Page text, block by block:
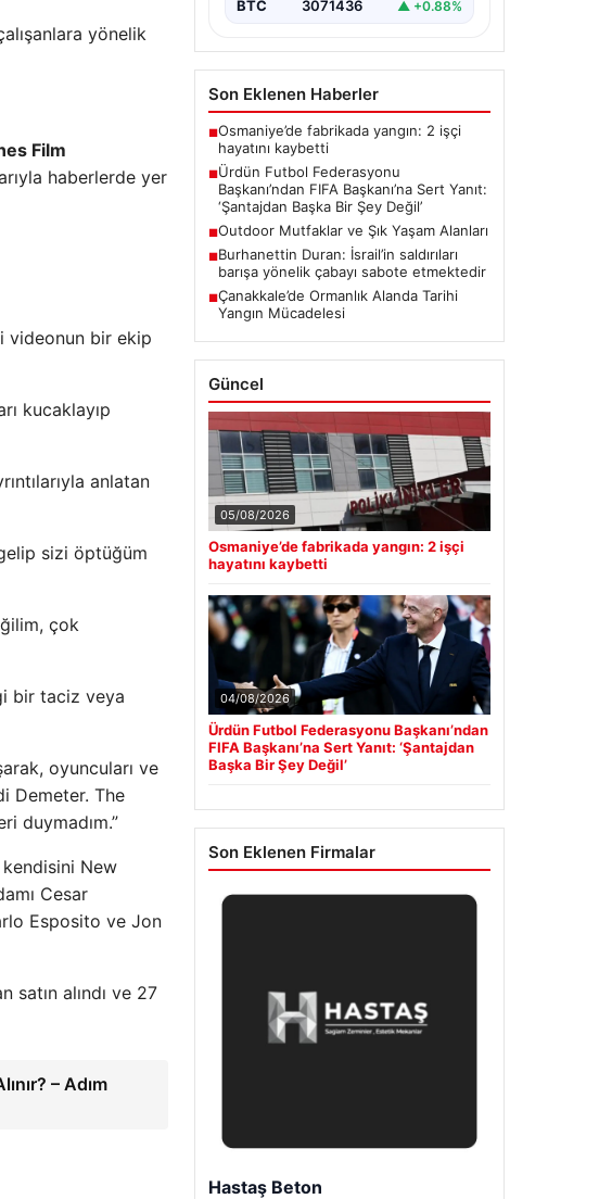
yönelik
Film
haberlerde yer
videonun bir ekip
kucaklayıp
anlatan
sizi öptüğüm
çok
bir taciz veya
oyuncuları ve
Demeter. The
duymadım.”
New
Cesar
Esposito ve Jon
satın alındı ​​ve 27
– Adım
FIFA’nın son gelişmeleri ve alınan
BTC 3071436 ▲ +0.88%
Son Eklenen Haberler
■Osmaniye’de fabrikada yangın: 2 işçi
hayatını kaybetti
■Ürdün Futbol Federasyonu
Başkanı’ndan FIFA Başkanı’na Sert Yanıt:
‘Şantajdan Başka Bir Şey Değil’
■Outdoor Mutfaklar ve Şık Yaşam Alanları
■Burhanettin Duran: İsrail’in saldırıları
barışa yönelik çabayı sabote etmektedir
■Çanakkale’de Ormanlık Alanda Tarihi
Yangın Mücadelesi
Güncel
05/08/2026
Osmaniye’de fabrikada yangın: 2 işçi
hayatını kaybetti
04/08/2026
Ürdün Futbol Federasyonu Başkanı’ndan
FIFA Başkanı’na Sert Yanıt: ‘Şantajdan
Başka Bir Şey Değil’
Son Eklenen Firmalar
Enes Kaplan Avukatlık Bürosu